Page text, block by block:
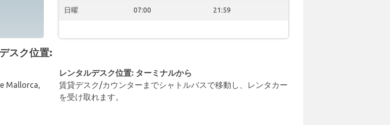
日曜 07:00 21:59
スク位置:
Mallorca,
レンタルデスク位置: ターミナルから
賃貸デスク/カウンターまでシャトルバスで移動し、レンタカー
を受け取れます。